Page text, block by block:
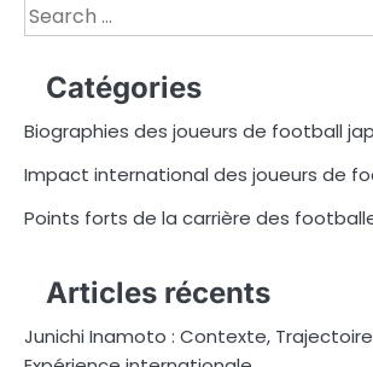
Search
for:
Catégories
Biographies des joueurs de football
Impact international des joueurs de
Points forts de la carrière des
Articles récents
Junichi Inamoto : Contexte,